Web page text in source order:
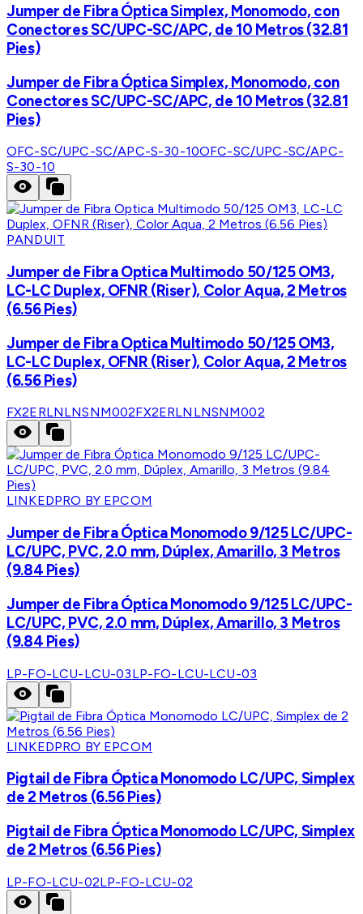
Jumper de Fibra Óptica Simplex, Monomodo, con
Conectores SC/UPC-SC/APC, de 10 Metros (32.81
Pies)
Jumper de Fibra Óptica Simplex, Monomodo, con
Conectores SC/UPC-SC/APC, de 10 Metros (32.81
Pies)
OFC-SC/UPC-SC/APC-S-30-10OFC-SC/UPC-SC/APC-
S-30-10
PANDUIT
Jumper de Fibra Optica Multimodo 50/125 OM3,
LC-LC Duplex, OFNR (Riser), Color Aqua, 2 Metros
(6.56 Pies)
Jumper de Fibra Optica Multimodo 50/125 OM3,
LC-LC Duplex, OFNR (Riser), Color Aqua, 2 Metros
(6.56 Pies)
FX2ERLNLNSNM002FX2ERLNLNSNM002
LINKEDPRO BY EPCOM
Jumper de Fibra Óptica Monomodo 9/125 LC/UPC-
LC/UPC, PVC, 2.0 mm, Dúplex, Amarillo, 3 Metros
(9.84 Pies)
Jumper de Fibra Óptica Monomodo 9/125 LC/UPC-
LC/UPC, PVC, 2.0 mm, Dúplex, Amarillo, 3 Metros
(9.84 Pies)
LP-FO-LCU-LCU-03LP-FO-LCU-LCU-03
LINKEDPRO BY EPCOM
Pigtail de Fibra Óptica Monomodo LC/UPC, Simplex
de 2 Metros (6.56 Pies)
Pigtail de Fibra Óptica Monomodo LC/UPC, Simplex
de 2 Metros (6.56 Pies)
LP-FO-LCU-02LP-FO-LCU-02